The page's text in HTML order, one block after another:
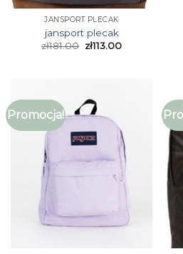
JANSPORT PLECAK
jansport plecak
zł181.00 zł113.00
Promocja!